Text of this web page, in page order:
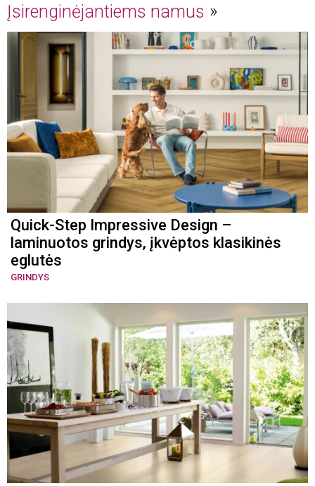
Įsirenginėjantiems namus
Quick-Step Impressive Design –
laminuotos grindys, įkvėptos klasikinės
eglutės
GRINDYS